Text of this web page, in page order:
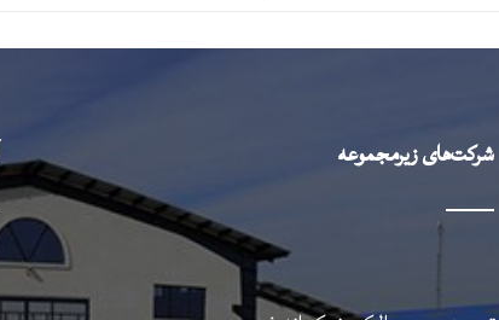
شرکت‌های زیرمجموعه